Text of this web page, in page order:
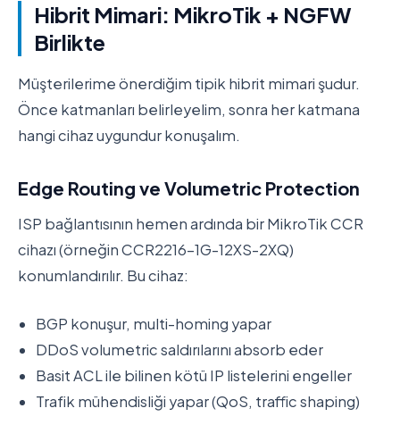
Hibrit Mimari: MikroTik + NGFW
Birlikte
Müşterilerime önerdiğim tipik hibrit mimari şudur.
Önce katmanları belirleyelim, sonra her katmana
hangi cihaz uygundur konuşalım.
Edge Routing ve Volumetric Protection
ISP bağlantısının hemen ardında bir MikroTik CCR
cihazı (örneğin CCR2216-1G-12XS-2XQ)
konumlandırılır. Bu cihaz:
BGP konuşur, multi-homing yapar
DDoS volumetric saldırılarını absorb eder
Basit ACL ile bilinen kötü IP listelerini engeller
Trafik mühendisliği yapar (QoS, traffic shaping)